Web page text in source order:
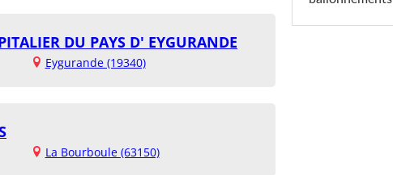
DU PAYS D' EYGURANDE
Eygurande (19340)
La Bourboule (63150)